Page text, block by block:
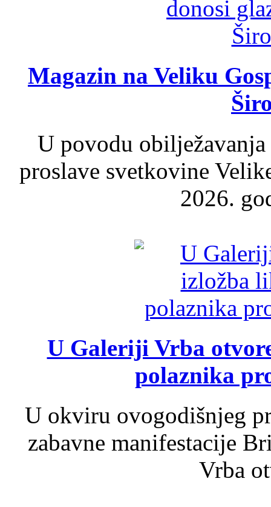
Magazin na Veliku
U povodu
proslave svetkovine
2026.
U Galeriji Vrba
polaznika
U okviru ovogodišnjeg
zabavne manifestacije
Vrba